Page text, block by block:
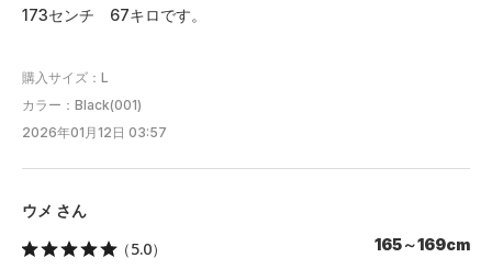
173センチ 67キロです。
購入サイズ：L
カラー：Black(001)
2026年01月12日 03:57
ウメ さん
（5.0）
165～169cm